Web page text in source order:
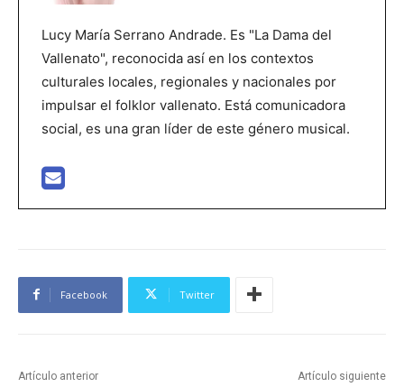
Lucy María Serrano Andrade. Es "La Dama del
Vallenato", reconocida así en los contextos
culturales locales, regionales y nacionales por
impulsar el folklor vallenato. Está comunicadora
social, es una gran líder de este género musical.
Facebook Twitter
Artículo anterior Artículo siguiente